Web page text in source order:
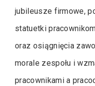
jubileusze firmowe,
statuetki
oraz osiągnięcia
morale zespołu i
pracownikami a